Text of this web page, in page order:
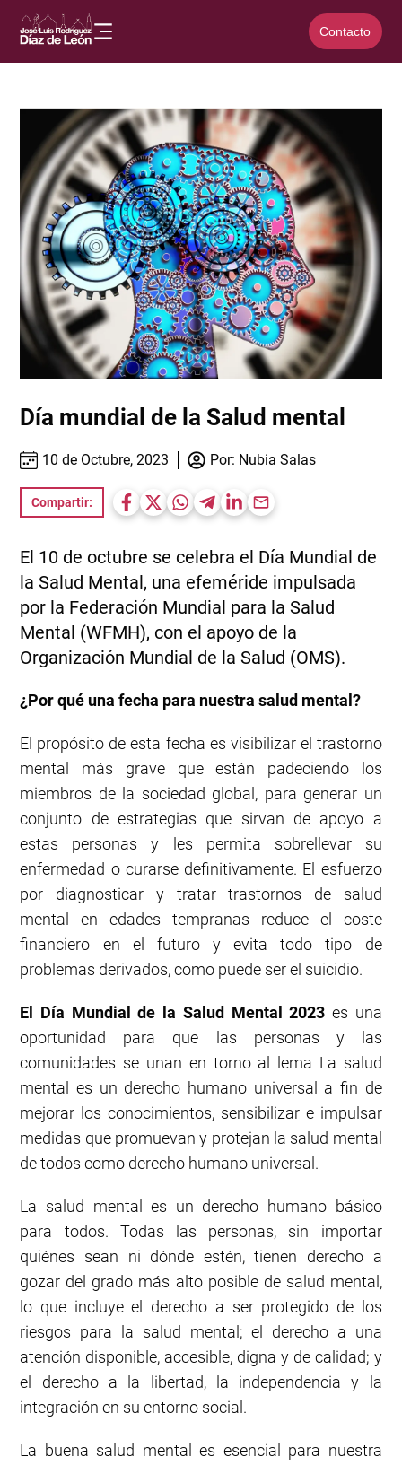
Contacto
Día mundial de la Salud mental
10 de Octubre, 2023 Por: Nubia Salas
Compartir:
El 10 de octubre se celebra el Día Mundial de
la Salud Mental, una efeméride impulsada
por la Federación Mundial para la Salud
Mental (WFMH), con el apoyo de la
Organización Mundial de la Salud (OMS).
¿Por qué una fecha para nuestra salud mental?
El propósito de esta fecha es visibilizar el trastorno
mental más grave que están padeciendo los
miembros de la sociedad global, para generar un
conjunto de estrategias que sirvan de apoyo a
estas personas y les permita sobrellevar su
enfermedad o curarse definitivamente. El esfuerzo
por diagnosticar y tratar trastornos de salud
mental en edades tempranas reduce el coste
financiero en el futuro y evita todo tipo de
problemas derivados, como puede ser el suicidio.
El Día Mundial de la Salud Mental 2023 es una
oportunidad para que las personas y las
comunidades se unan en torno al lema La salud
mental es un derecho humano universal a fin de
mejorar los conocimientos, sensibilizar e impulsar
medidas que promuevan y protejan la salud mental
de todos como derecho humano universal.
La salud mental es un derecho humano básico
para todos. Todas las personas, sin importar
quiénes sean ni dónde estén, tienen derecho a
gozar del grado más alto posible de salud mental,
lo que incluye el derecho a ser protegido de los
riesgos para la salud mental; el derecho a una
atención disponible, accesible, digna y de calidad; y
el derecho a la libertad, la independencia y la
integración en su entorno social.
La buena salud mental es esencial para nuestra